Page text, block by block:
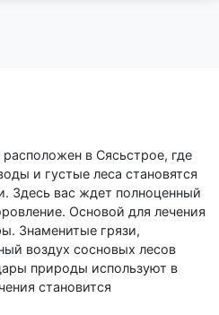
в Сясьстрое, где
и густые леса становятся
Здесь вас ждет полноценный
Основой для лечения
Знаменитые грязи,
воздух сосновых лесов
природы используют в
становится